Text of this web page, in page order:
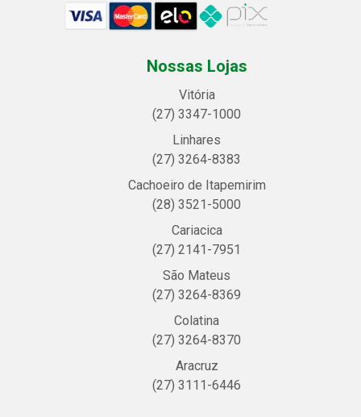
Nossas Lojas
Vitória
(27) 3347-1000
Linhares
(27) 3264-8383
Cachoeiro de Itapemirim
(28) 3521-5000
Cariacica
(27) 2141-7951
São Mateus
(27) 3264-8369
Colatina
(27) 3264-8370
Aracruz
(27) 3111-6446